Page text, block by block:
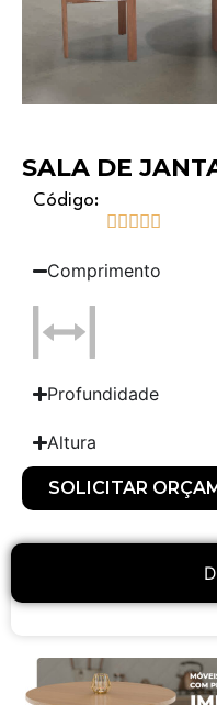
SALA DE
Código:

Comprimento
Profundidade
Altura
SOLICITAR